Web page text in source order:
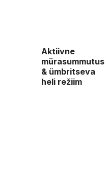
Aktiivne
mürasummutus
& ümbritseva
heli režiim